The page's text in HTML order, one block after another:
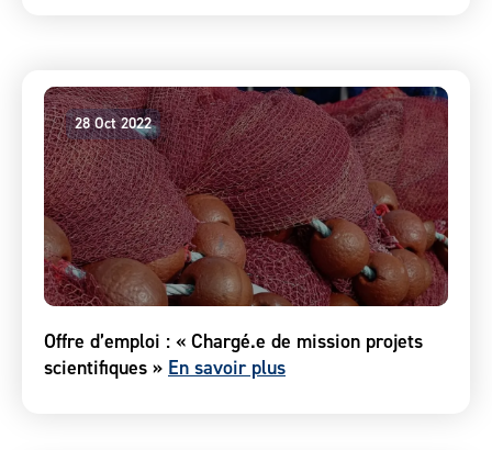
28 Oct 2022
Offre d’emploi : « Chargé.e de mission projets
scientifiques » En savoir plus